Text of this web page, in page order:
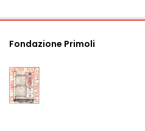
Fondazione Primoli